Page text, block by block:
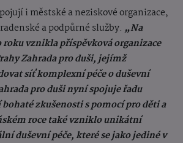
i městské a neziskové organizace,
a podpůrné služby. „Na
vznikla příspěvková organizace
Zahrada pro duši, jejímž
síť komplexní péče o duševní
pro duši nyní spojuje řadu
zkušenosti s pomocí pro děti a
roce také vzniklo unikátní
duševní péče, které se jako jediné v